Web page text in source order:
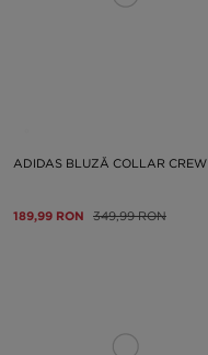
ADIDAS BLUZĂ COLLAR CREW
189,99 RON 349,99 RON